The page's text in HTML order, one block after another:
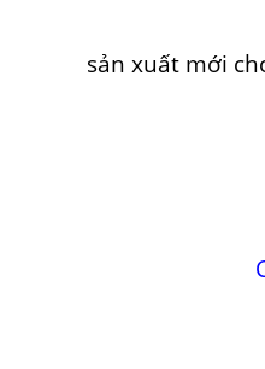
sản xuất mới